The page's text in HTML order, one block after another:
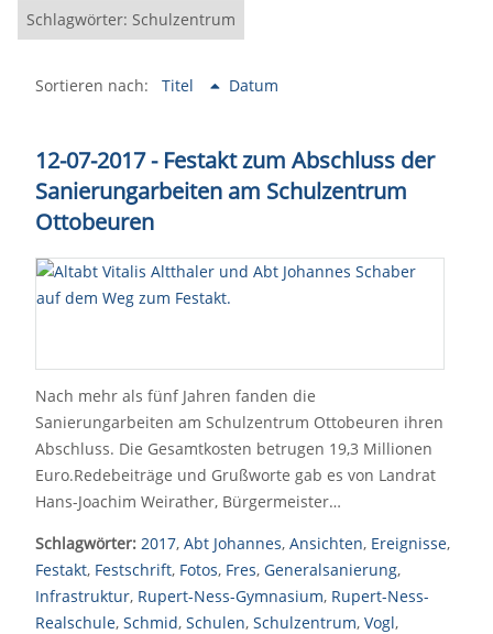
Schlagwörter: Schulzentrum
Sortieren nach: Titel Datum
12-07-2017 - Festakt zum Abschluss der
Sanierungarbeiten am Schulzentrum
Ottobeuren
Nach mehr als fünf Jahren fanden die
Sanierungarbeiten am Schulzentrum Ottobeuren ihren
Abschluss. Die Gesamtkosten betrugen 19,3 Millionen
Euro.Redebeiträge und Grußworte gab es von Landrat
Hans-Joachim Weirather, Bürgermeister…
Schlagwörter: 2017, Abt Johannes, Ansichten, Ereignisse,
Festakt, Festschrift, Fotos, Fres, Generalsanierung,
Infrastruktur, Rupert-Ness-Gymnasium, Rupert-Ness-
Realschule, Schmid, Schulen, Schulzentrum, Vogl,